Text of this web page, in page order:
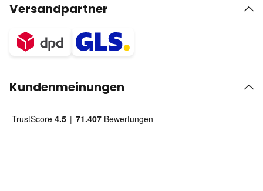
Versandpartner
Kundenmeinungen